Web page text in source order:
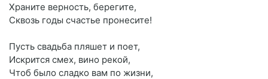
Храните верность, берегите,
Сквозь годы счастье пронесите!
Пусть свадьба пляшет и поет,
Искрится смех, вино рекой,
Чтоб было сладко вам по жизни,